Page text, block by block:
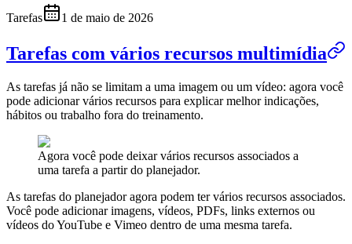
Tarefas 1 de maio de 2026
Tarefas com vários recursos multimídia
As tarefas já não se limitam a uma imagem ou um vídeo: agora você
pode adicionar vários recursos para explicar melhor indicações,
hábitos ou trabalho fora do treinamento.
Agora você pode deixar vários recursos associados a
uma tarefa a partir do planejador.
As tarefas do planejador agora podem ter vários recursos associados.
Você pode adicionar imagens, vídeos, PDFs, links externos ou
vídeos do YouTube e Vimeo dentro de uma mesma tarefa.